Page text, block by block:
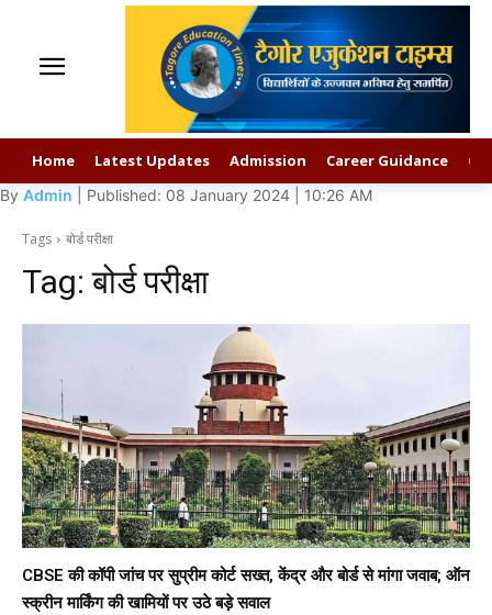
Home Latest Updates Admission Career Guidance GK
By Admin | Published: 08 January 2024 | 10:26 AM
Tags बोर्ड परीक्षा
Tag:बोर्ड परीक्षा
CBSE की कॉपी जांच पर सुप्रीम कोर्ट सख्त, केंद्र और बोर्ड से मांगा जवाब; ऑन
स्क्रीन मार्किंग की खामियों पर उठे बड़े सवाल